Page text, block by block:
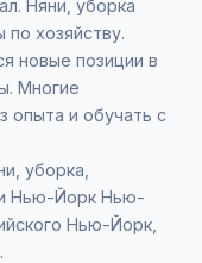
Няни, уборка
хозяйству.
новые позиции в
Многие
опыта и обучать с
уборка,
Нью-Йорк Нью-
Нью-Йорк,